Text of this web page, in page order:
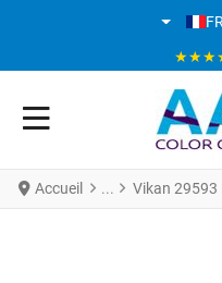
Accueil Vikan 29593